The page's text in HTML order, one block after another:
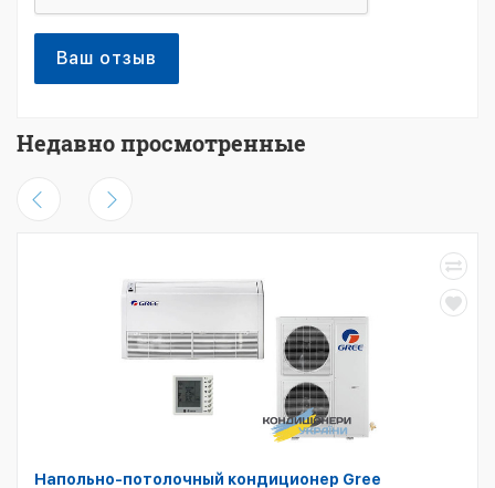
Ваш отзыв
Недавно просмотренные
Напольно-потолочный кондиционер Gree